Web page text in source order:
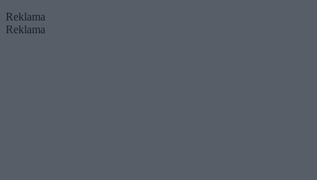
Reklama
Reklama